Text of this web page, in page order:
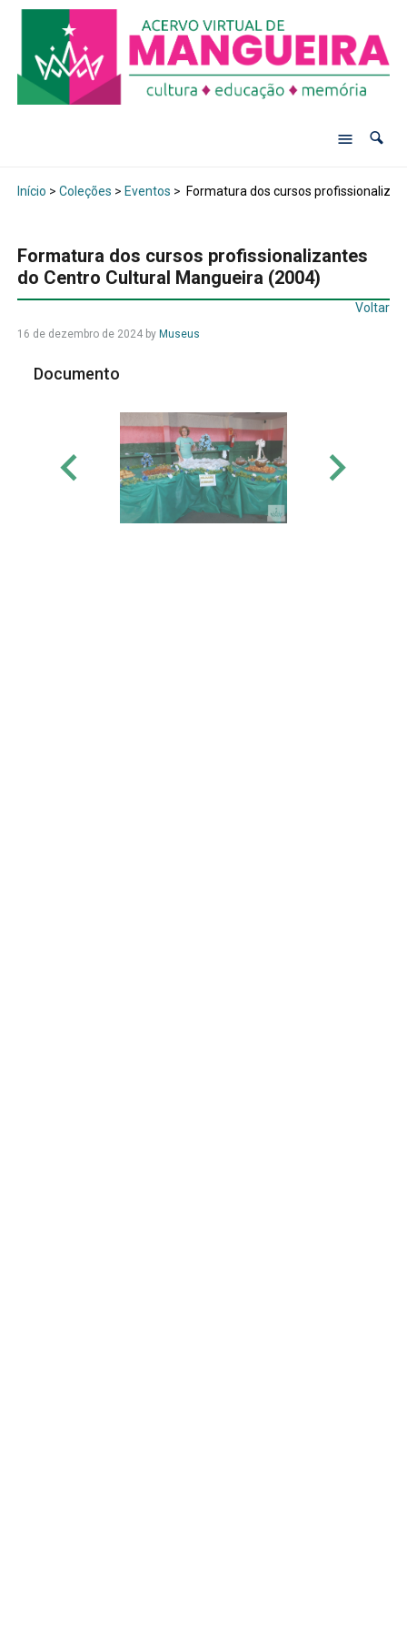
Início > Coleções > Eventos > Formatura dos cursos
Formatura dos cursos profissionalizantes
do Centro Cultural Mangueira (2004)
Voltar
16 de dezembro de 2024by Museus
Documento